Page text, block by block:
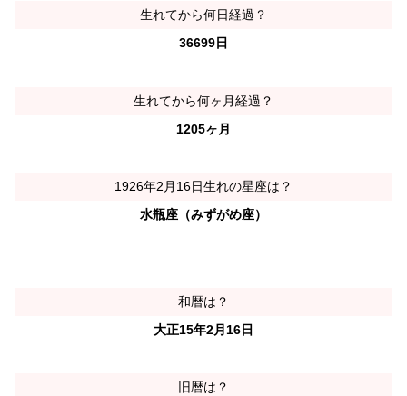
生れてから何日経過？
36699日
生れてから何ヶ月経過？
1205ヶ月
1926年2月16日生れの星座は？
水瓶座（みずがめ座）
和暦は？
大正15年2月16日
旧暦は？